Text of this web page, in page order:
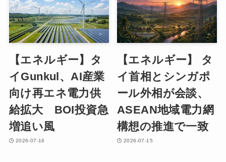
【エネルギー】タ
イGunkul、AI産業
向け再エネ電力供
給拡大 BOI投資急
増追い風
2026-07-16
【エネルギー】 タ
イ首相とシンガポ
ール外相が会談、
ASEAN地域電力網
構想の推進で一致
2026-07-15